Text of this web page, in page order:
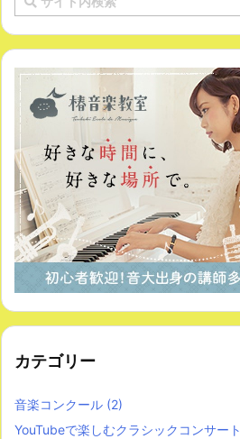
カテゴリー
音楽コンクール (2)
YouTubeで楽しむクラシックコンサート